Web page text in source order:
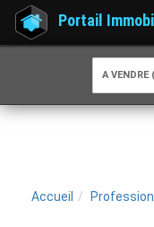
Portail
A VENDRE
Accueil